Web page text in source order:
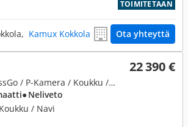
TOIMITETAAN
Kamux Kokkola Ota yhteyttä
22 390 €
2,5, 300h Hybrid A AWD Comfort ** Vakkari / KeyLessGo / P-Kamera / Koukku / Navi / Xenon / Nahat **
● Neliveto
/ Navi